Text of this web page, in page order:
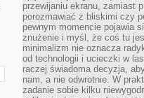
przewijaniu ekranu, zamiast
porozmawiać z bliskimi czy
pewnym momencie pojawia
znużenie i myśl, że coś tu
minimalizm nie oznacza
od technologii i ucieczki w
raczej świadoma decyzja,
nam, a nie odwrotnie. W
zadanie sobie kilku